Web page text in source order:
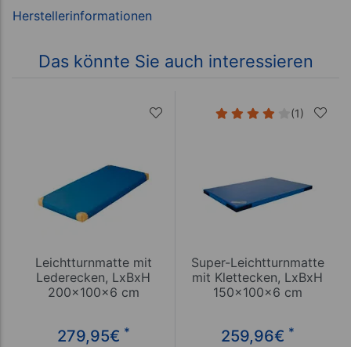
Das könnte Sie auch interessieren
Leichtturnmatte mit
Lederecken, LxBxH
200x100x6 cm
279,95€ *
(1)
Super-Leichtturnmatte
mit Klettecken, LxBxH
150x100x6 cm
259,96€ *